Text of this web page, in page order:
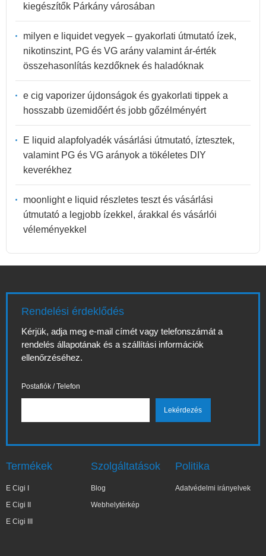
kiegészítők Párkány városában
milyen e liquidet vegyek – gyakorlati útmutató ízek,
nikotinszint, PG és VG arány valamint ár-érték
összehasonlítás kezdőknek és haladóknak
e cig vaporizer újdonságok és gyakorlati tippek a
hosszabb üzemidőért és jobb gőzélményért
E liquid alapfolyadék vásárlási útmutató, íztesztek,
valamint PG és VG arányok a tökéletes DIY
keverékhez
moonlight e liquid részletes teszt és vásárlási
útmutató a legjobb ízekkel, árakkal és vásárlói
véleményekkel
Rendelési érdeklődés
Kérjük, adja meg e-mail címét vagy telefonszámát a
rendelés állapotának és a szállítási információk
ellenőrzéséhez.
Postafiók / Telefon
Termékek
E Cigi I
E Cigi II
E Cigi III
Szolgáltatások
Blog
Webhelytérkép
Politika
Adatvédelmi irányelvek